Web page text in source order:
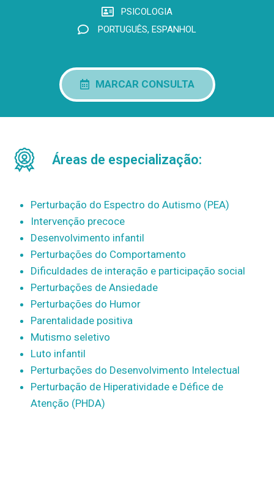
PSICOLOGIA
PORTUGUÊS, ESPANHOL
MARCAR CONSULTA
Áreas de especialização:
Perturbação do Espectro do Autismo (PEA)
Intervenção precoce
Desenvolvimento infantil
Perturbações do Comportamento
Dificuldades de interação e participação social
Perturbações de Ansiedade
Perturbações do Humor
Parentalidade positiva
Mutismo seletivo
Luto infantil
Perturbações do Desenvolvimento Intelectual
Perturbação de Hiperatividade e Défice de
Atenção (PHDA)